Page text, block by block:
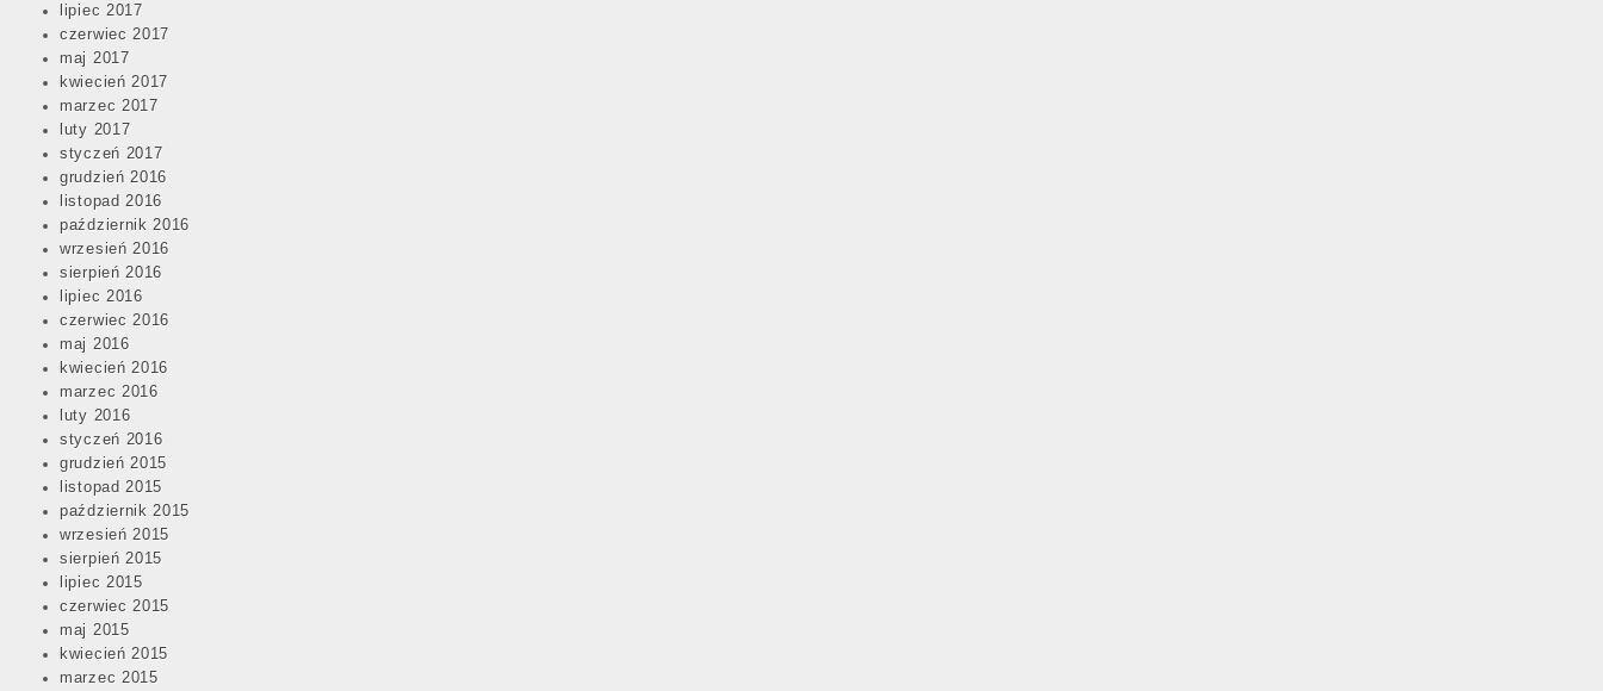
lipiec 2017
czerwiec 2017
maj 2017
kwiecień 2017
marzec 2017
luty 2017
styczeń 2017
grudzień 2016
listopad 2016
październik 2016
wrzesień 2016
sierpień 2016
lipiec 2016
czerwiec 2016
maj 2016
kwiecień 2016
marzec 2016
luty 2016
styczeń 2016
grudzień 2015
listopad 2015
październik 2015
wrzesień 2015
sierpień 2015
lipiec 2015
czerwiec 2015
maj 2015
kwiecień 2015
marzec 2015